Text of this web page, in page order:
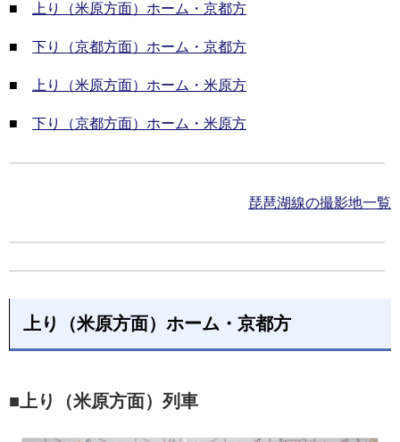
■ 上り（米原方面）ホーム・京都方
■ 下り（京都方面）ホーム・京都方
■ 上り（米原方面）ホーム・米原方
■ 下り（京都方面）ホーム・米原方
琵琶湖線の撮影地一覧
上り（米原方面）ホーム・京都方
■上り（米原方面）列車